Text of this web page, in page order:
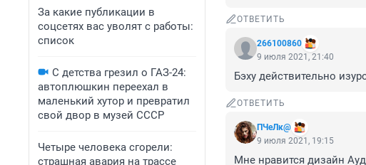
За какие публикации в
соцсетях вас уволят с работы:
список
С детства грезил о ГАЗ-24:
автоплюшкин переехал в
маленький хутор и превратил
свой двор в музей СССР
Четыре человека сгорели:
страшная авария на трассе
ОТВЕТИТЬ
266100860
9 июля 2021, 21:40
Бэху действительно
ОТВЕТИТЬ
ПЧеЛк@
9 июля 2021, 19:15
Мне нравится дизайн